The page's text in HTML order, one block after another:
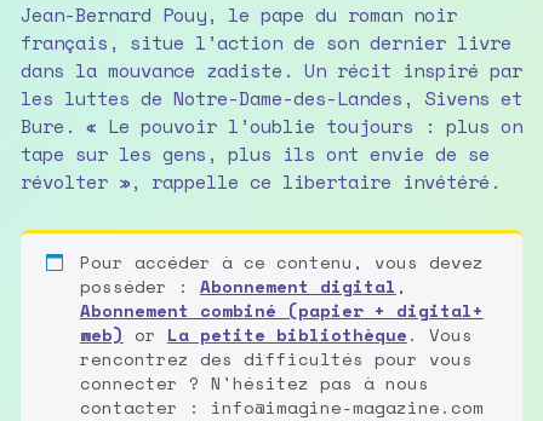
Jean-Bernard Pouy, le pape du roman noir
français, situe l’action de son dernier livre
dans la mouvance zadiste. Un récit inspiré par
les luttes de Notre-Dame-des-Landes, Sivens et
Bure. « Le pouvoir l’oublie toujours : plus on
tape sur les gens, plus ils ont envie de se
révolter », rappelle ce libertaire invétéré.
Pour accéder à ce contenu, vous devez
posséder : Abonnement digital ,
Abonnement combiné (papier + digital+
web) or La petite bibliothèque. Vous
rencontrez des difficultés pour vous
connecter ? N'hésitez pas à nous
contacter : info@imagine-magazine.com